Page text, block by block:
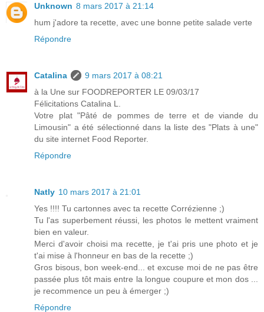
Unknown 8 mars 2017 à 21:14
hum j'adore ta recette, avec une bonne petite salade verte
Répondre
Catalina
9 mars 2017 à 08:21
à la Une sur FOODREPORTER LE 09/03/17
Félicitations Catalina L.
Votre plat "Pâté de pommes de terre et de viande du
Limousin" a été sélectionné dans la liste des "Plats à une"
du site internet Food Reporter.
Répondre
Natly 10 mars 2017 à 21:01
Yes !!!! Tu cartonnes avec ta recette Corrézienne ;)
Tu l'as superbement réussi, les photos le mettent vraiment
bien en valeur.
Merci d'avoir choisi ma recette, je t'ai pris une photo et je
t'ai mise à l'honneur en bas de la recette ;)
Gros bisous, bon week-end... et excuse moi de ne pas être
passée plus tôt mais entre la longue coupure et mon dos ...
je recommence un peu à émerger ;)
Répondre